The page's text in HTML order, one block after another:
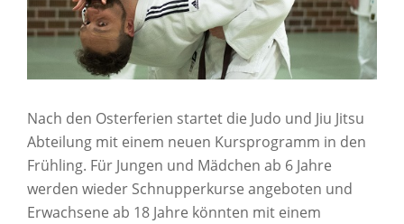
Nach den Osterferien startet die Judo und Jiu Jitsu
Abteilung mit einem neuen Kursprogramm in den
Frühling. Für Jungen und Mädchen ab 6 Jahre
werden wieder Schnupperkurse angeboten und
Erwachsene ab 18 Jahre könnten mit einem